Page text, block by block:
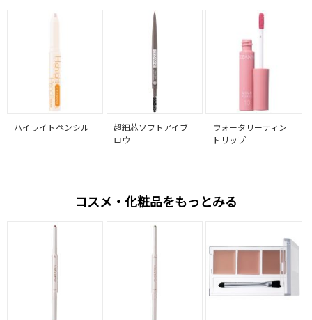
ハイライトペンシル
超細芯ソフトアイブ
ロウ
ウォータリーティン
トリップ
コスメ・化粧品をもっとみる